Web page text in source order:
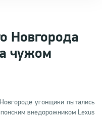
Новгорода
чужом
угонщики пытались
внедорожником Lexus